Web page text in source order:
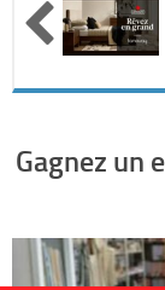
Gagnez un